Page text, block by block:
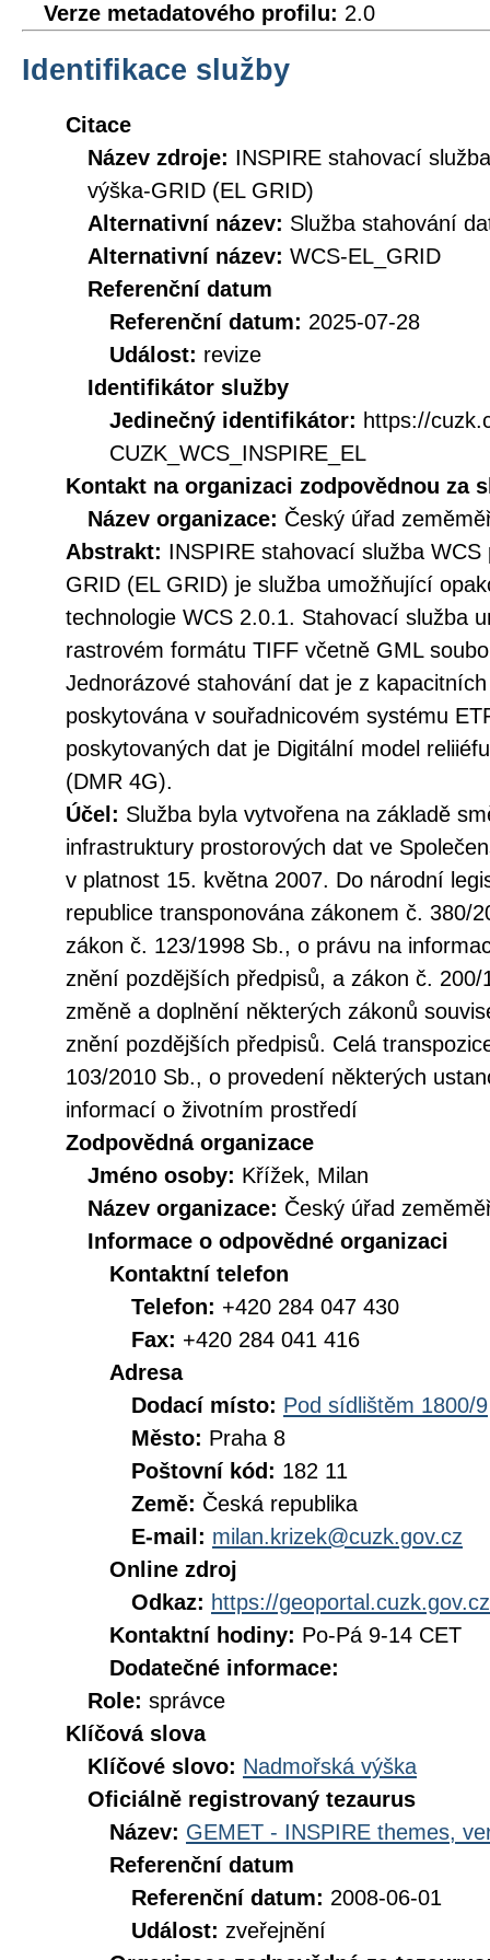
Verze metadatového profilu: 2.0
Identifikace služby
Citace
Název zdroje: INSPIRE stahovací
výška-GRID (EL GRID)
Alternativní název: Služba stahování
Alternativní název: WCS-EL_GRID
Referenční datum
Referenční datum: 2025-07-28
Událost: revize
Identifikátor služby
Jedinečný identifikátor: https://
CUZK_WCS_INSPIRE_EL
Kontakt na organizaci zodpovědnou za
Název organizace: Český úřad
Abstrakt: INSPIRE stahovací služba
GRID (EL GRID) je služba umožňující
technologie WCS 2.0.1. Stahovací služba
rastrovém formátu TIFF včetně GML
Jednorázové stahování dat je z
poskytována v souřadnicovém systému
poskytovaných dat je Digitální model
(DMR 4G).
Účel: Služba byla vytvořena na základě
infrastruktury prostorových dat ve
v platnost 15. května 2007. Do národní
republice transponována zákonem č. 380/
zákon č. 123/1998 Sb., o právu na
znění pozdějších předpisů, a zákon č.
změně a doplnění některých zákonů
znění pozdějších předpisů. Celá
103/2010 Sb., o provedení některých
informací o životním prostředí
Zodpovědná organizace
Jméno osoby: Křížek, Milan
Název organizace: Český úřad
Informace o odpovědné organizaci
Kontaktní telefon
Telefon: +420 284 047 430
Fax: +420 284 041 416
Adresa
Dodací místo: Pod sídlištěm 1800/9
Město: Praha 8
Poštovní kód: 182 11
Země: Česká republika
E-mail: milan.krizek@cuzk.gov.cz
Online zdroj
Odkaz: https://geoportal.cuzk.gov.cz
Kontaktní hodiny: Po-Pá 9-14 CET
Dodatečné informace:
Role: správce
Klíčová slova
Klíčové slovo: Nadmořská výška
Oficiálně registrovaný tezaurus
Název: GEMET - INSPIRE themes,
Referenční datum
Referenční datum: 2008-06-01
Událost: zveřejnění